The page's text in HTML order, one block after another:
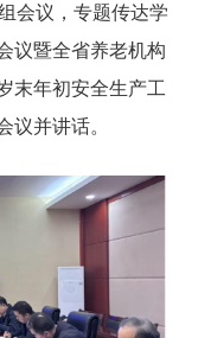
会议，专题传达学
议暨全省养老机构
末年初安全生产工
议并讲话。